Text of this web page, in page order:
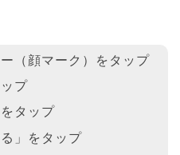
（顔マーク）をタップ
プ
タップ
」をタップ